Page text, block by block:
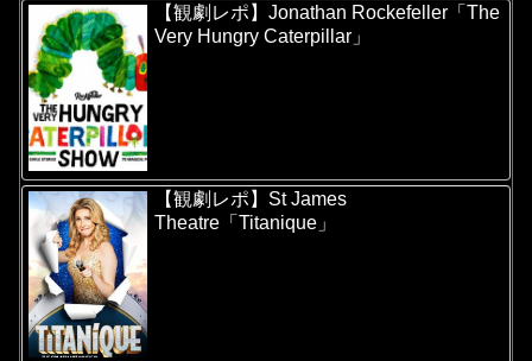
【観劇レポ】Jonathan Rockefeller「The
Very Hungry Caterpillar」
【観劇レポ】St James
Theatre「Titanique」